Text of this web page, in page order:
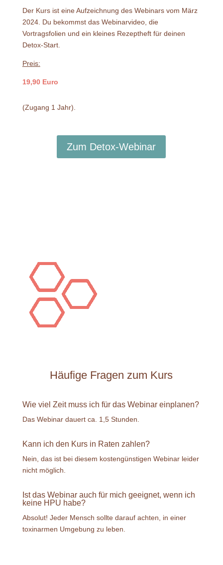
Der Kurs ist eine Aufzeichnung des Webinars vom März
2024. Du bekommst das Webinarvideo, die
Vortragsfolien und ein kleines Rezeptheft für deinen
Detox-Start.
Preis:
19,90Euro
(Zugang 1 Jahr).
Zum Detox-Webinar
Häufige Fragen zum Kurs
Wie viel Zeit muss ich für das Webinar einplanen?
Das Webinar dauert ca. 1,5 Stunden.
Kann ich den Kurs in Raten zahlen?
Nein, das ist bei diesem kostengünstigen Webinar leider
nicht möglich.
Ist das Webinar auch für mich geeignet, wenn ich
keine HPU habe?
Absolut! Jeder Mensch sollte darauf achten, in einer
toxinarmen Umgebung zu leben.